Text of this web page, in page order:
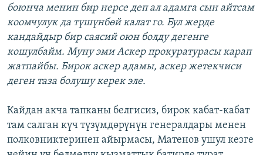
боюнча менин бир нерсе деп ал адамга сын айтсам
коомчулук да түшүнбөй калат го. Бул жерде
кандайдыр бир саясий оюн болду дегенге
кошулбайм. Муну эми Аскер прокуратурасы карап
жатпайбы. Бирок аскер адамы, аскер жетекчиси
деген таза болушу керек эле.
Кайдан акча тапканы белгисиз, бирок кабат-кабат
там салган күч түзүмдөрүнүн генералдары менен
полковниктеринен айырмасы, Матенов ушул кезге